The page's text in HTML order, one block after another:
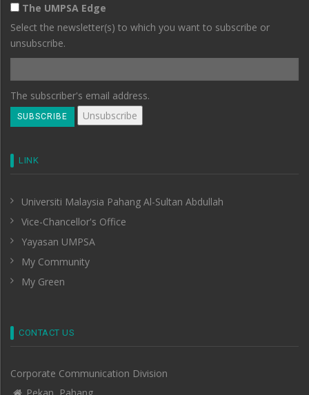
The UMPSA Edge
Select the newsletter(s) to which you want to subscribe or
unsubscribe.
The subscriber's email address.
LINK
Universiti Malaysia Pahang Al-Sultan Abdullah
Vice-Chancellor's Office
Yayasan UMPSA
My Community
My Green
CONTACT US
Corporate Communication Division